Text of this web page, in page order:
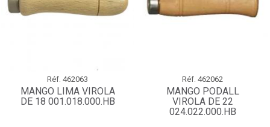
Réf. 462063
MANGO LIMA VIROLA
DE 18 001.018.000.HB
Réf. 462062
MANGO PODALL
VIROLA DE 22
024.022.000.HB